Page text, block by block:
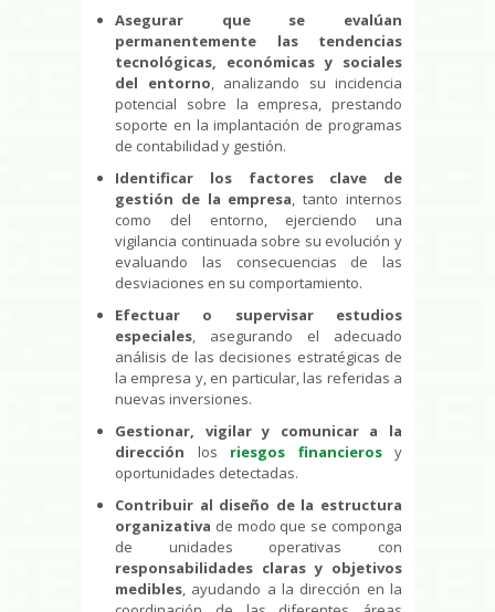
Asegurar que se evalúan
permanentemente las tendencias
tecnológicas, económicas y sociales
del entorno, analizando su incidencia
potencial sobre la empresa, prestando
soporte en la implantación de programas
de contabilidad y gestión.
Identificar los factores clave de
gestión de la empresa, tanto internos
como del entorno, ejerciendo una
vigilancia continuada sobre su evolución y
evaluando las consecuencias de las
desviaciones en su comportamiento.
Efectuar o supervisar estudios
especiales, asegurando el adecuado
análisis de las decisiones estratégicas de
la empresa y, en particular, las referidas a
nuevas inversiones.
Gestionar, vigilar y comunicar a la
dirección los riesgos financierosy
oportunidades detectadas.
Contribuir al diseño de la estructura
organizativa de modo que se componga
de unidades operativas con
responsabilidades claras y objetivos
medibles, ayudando a la dirección en la